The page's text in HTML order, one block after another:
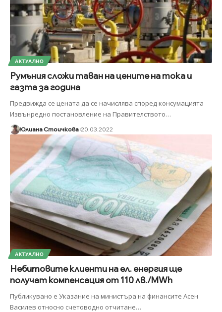
АКТУАЛНО
Румъния сложи таван на цените на тока и
газта за година
Предвижда се цената да се начислява според консумацията
Извънредно постановление на Правителството…
Юлиана Стоичкова 20.03.2022
АКТУАЛНО
Небитовите клиенти на ел. енергия ще
получат компенсация от 110 лв./MWh
Публикувано е Указание на министъра на финансите Асен
Василев относно счетоводно отчитане…